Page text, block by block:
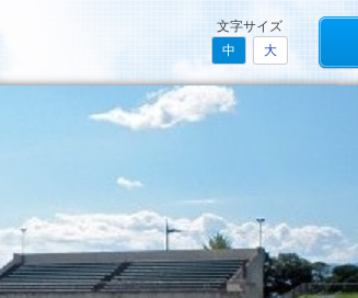
文字サイズ
中
大